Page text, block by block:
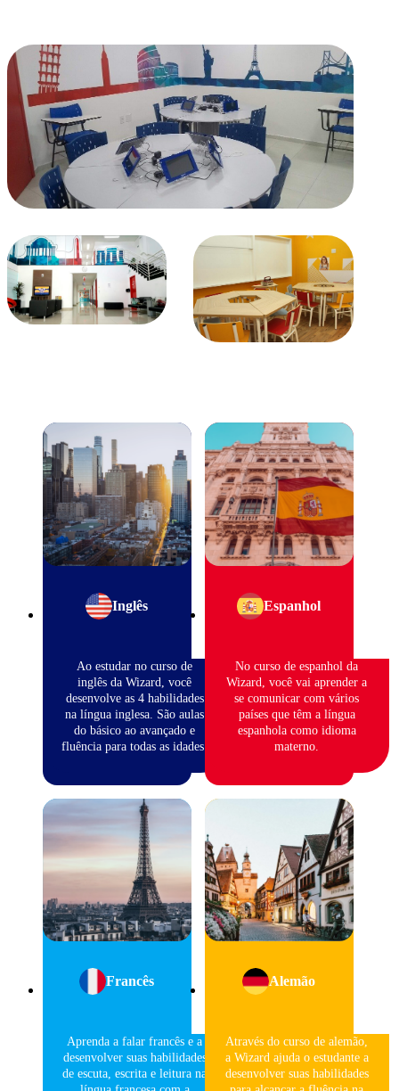
Inglês
Ao estudar no curso de
inglês da Wizard, você
desenvolve as 4 habilidades
na língua inglesa. São aulas
do básico ao avançado e
fluência para todas as idades.
Espanhol
No curso de espanhol da
Wizard, você vai aprender a
se comunicar com vários
países que têm a língua
espanhola como idioma
materno.
Francês
Aprenda a falar francês e a
desenvolver suas habilidades
de escuta, escrita e leitura na
Alemão
Através do curso de alemão,
a Wizard ajuda o estudante a
desenvolver suas habilidades